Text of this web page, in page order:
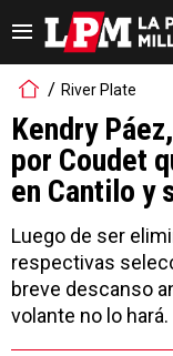
River Plate
Kendry
por Coudet
en Cantilo y
Luego de ser
respectivas
breve descanso
volante no lo hará.